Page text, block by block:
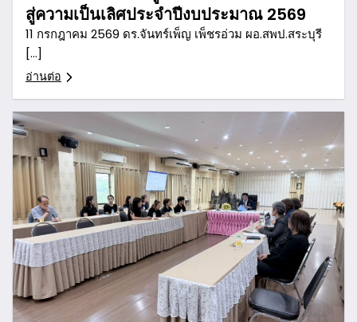
สู่ความเป็นเลิศประจำปีงบประมาณ 2569
11 กรกฎาคม 2569 ดร.จันทร์เพ็ญ เพ็ชรอ่วม ผอ.สพป.สระบุรี
[…]
อ่านต่อ